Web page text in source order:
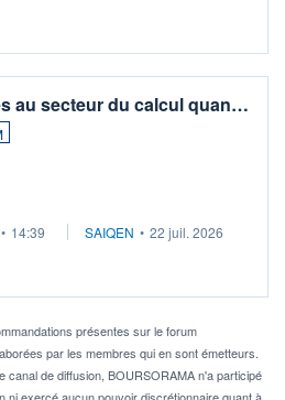
au secteur du calcul quan…
actions individuelles.
soit éligible au PEA.
• 14:39 SAIQEN • 22 juil. 2026
présentes sur le forum
par les membres qui en sont émetteurs.
canal de diffusion, BOURSORAMA n'a participé